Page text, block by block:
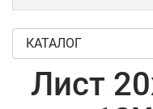
КАТАЛОГ
Лист